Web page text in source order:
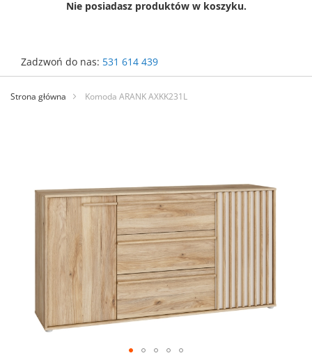
Nie posiadasz produktów w koszyku.
Zadzwoń do nas: 531 614 439
Przejdź
treści
Strona główna Komoda ARANK AXKK231L